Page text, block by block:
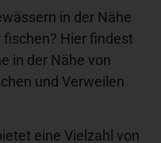
in der Nähe
Hier findest
in der Nähe von
und Verweilen
eine Vielzahl von